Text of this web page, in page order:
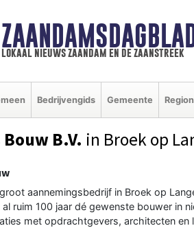
lokaal nieuws zaandam en de zaanstreek
Bedrijvengids Gemeente
Bouw B.V. in Broek op
aannemingsbedrijf in Broek op
al ruim 100 jaar dé gewenste bouwer in
met opdrachtgevers, architecten